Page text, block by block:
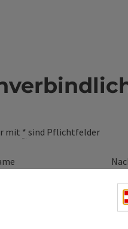
mit * sind Pflichtfelder